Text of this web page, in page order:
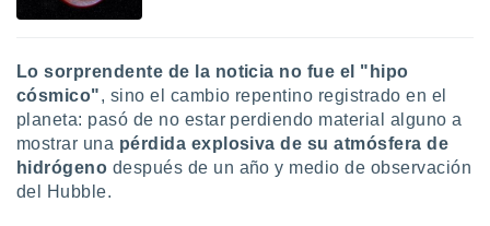
no
Puedes
acceder a
web a
abono
Lo sorprendente de la noticia no fue el "hipo
cósmico", sino el cambio repentino registrado en el
planeta: pasó de no estar perdiendo material alguno a
mostrar una pérdida explosiva de su atmósfera de
hidrógeno después de un año y medio de observación
del Hubble.